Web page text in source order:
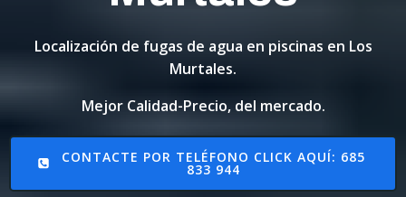
Localización de fugas de agua en piscinas en Los
Murtales.
Mejor Calidad-Precio, del mercado.
CONTACTE POR TELÉFONO CLICK AQUÍ: 685
833 944